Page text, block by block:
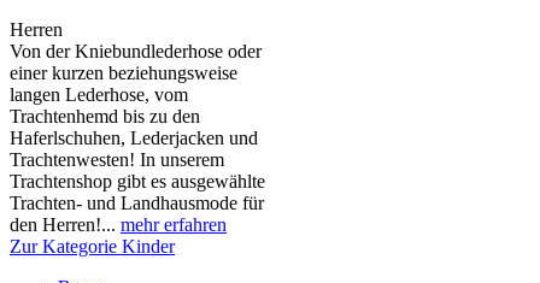
Herren
Von der Kniebundlederhose oder
einer kurzen beziehungsweise
langen Lederhose, vom
Trachtenhemd bis zu den
Haferlschuhen, Lederjacken und
Trachtenwesten! In unserem
Trachtenshop gibt es ausgewählte
Trachten- und Landhausmode für
den Herren!... mehr erfahren
Zur Kategorie Kinder